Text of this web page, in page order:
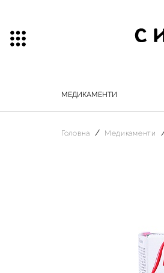
МЕДИКАМЕНТИ
Головна Медикаменти